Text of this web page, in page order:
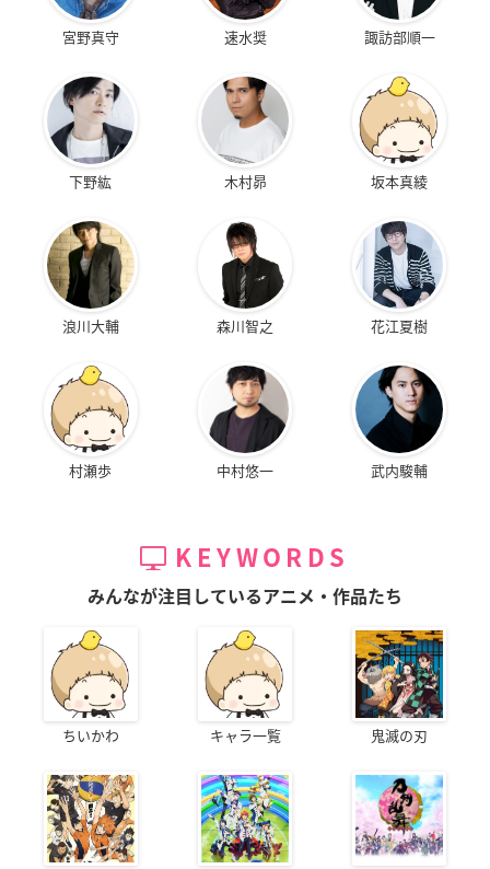
宮野真守 速水奨 諏訪部順一
下野紘 木村昴 坂本真綾
浪川大輔 森川智之 花江夏樹
村瀬歩 中村悠一 武内駿輔
KEYWORDS
みんなが注目しているアニメ・作品たち
ちいかわ キャラ一覧 鬼滅の刃